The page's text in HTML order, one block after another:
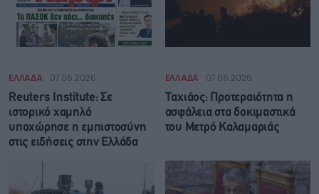
ΕΛΛΑΔΑ 07.08.2026
Reuters Institute: Σε
ιστορικό χαμηλό
υποχώρησε η εμπιστοσύνη
στις ειδήσεις στην Ελλάδα
ΕΛΛΑΔΑ 07.08.2026
Ταχιάος: Προτεραιότητα η
ασφάλεια στα δοκιμαστικά
του Μετρό Καλαμαριάς